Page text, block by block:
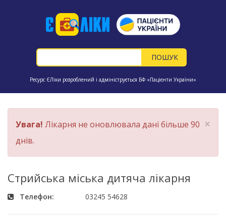
Ресурс ЄЛіки розроблений і адмініструється БФ «Пацієнти України»
×
Увага! Лікарня не оновлювала дані більше 90
днів.
Стрийська міська дитяча лікарня
Телефон: 03245 54628